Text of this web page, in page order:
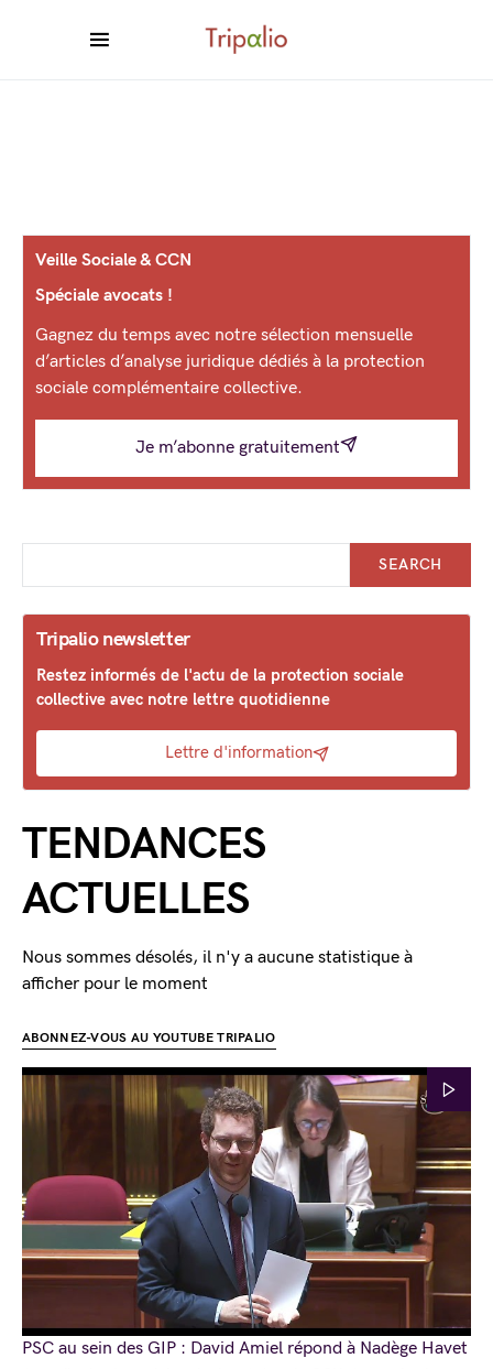
Veille Sociale & CCN
Spéciale avocats !
Gagnez du temps avec notre sélection mensuelle
d’articles d’analyse juridique dédiés à la protection
sociale complémentaire collective.
Je m’abonne gratuitement
SEARCH
Tripalio newsletter
Restez informés de l'actu de la protection sociale
collective avec notre lettre quotidienne
Lettre d'information
TENDANCES
ACTUELLES
Nous sommes désolés, il n'y a aucune statistique à
afficher pour le moment
ABONNEZ-VOUS AU YOUTUBE TRIPALIO
PSC au sein des GIP : David Amiel répond à Nadège Havet